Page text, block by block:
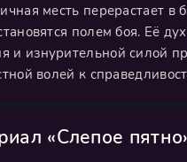
месть перерастает в
полем боя. Её
изнурительной силой
волей к
«Слепое